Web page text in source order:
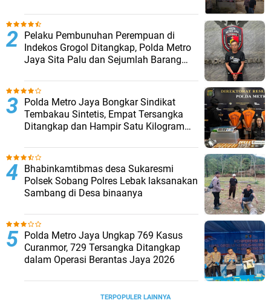
Pelaku Pembunuhan Perempuan di
Indekos Grogol Ditangkap, Polda Metro
Jaya Sita Palu dan Sejumlah Barang
‎Polda Metro Jaya Bongkar Sindikat
Tembakau Sintetis, Empat Tersangka
Ditangkap dan Hampir Satu Kilogram
Bhabinkamtibmas desa Sukaresmi
Polsek Sobang Polres Lebak laksanakan
Sambang di Desa binaanya
Polda Metro Jaya Ungkap 769 Kasus
Curanmor, 729 Tersangka Ditangkap
dalam Operasi Berantas Jaya 2026‎
TERPOPULER LAINNYA